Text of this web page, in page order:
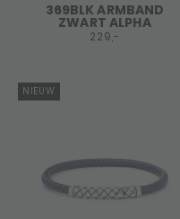
369BLK ARMBAND
ZWART ALPHA
229,-
NIEUW